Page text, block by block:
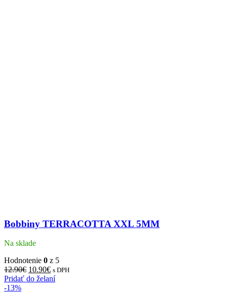
Bobbiny TERRACOTTA XXL 5MM
Na sklade
Hodnotenie 0 z 5
12.90€ 10.90€ s DPH
Pridať do želaní
-13%